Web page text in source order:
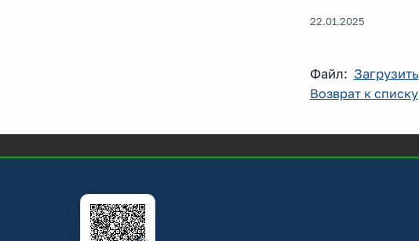
22.01.2025
Файл: Загрузить
Возврат к списку